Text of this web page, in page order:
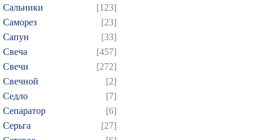
Сальники
[123]
Саморез
[23]
Сапун
[33]
Свеча
[457]
Свечи
[272]
Свечной
[2]
Седло
[7]
Сепаратор
[6]
Серьга
[27]